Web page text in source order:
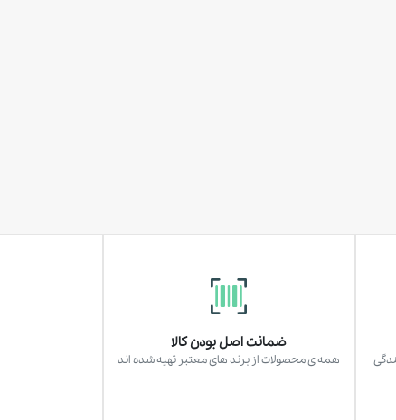
ضمانت اصل بودن کالا
همه ی محصولات از برند های معتبر تهیه شده اند